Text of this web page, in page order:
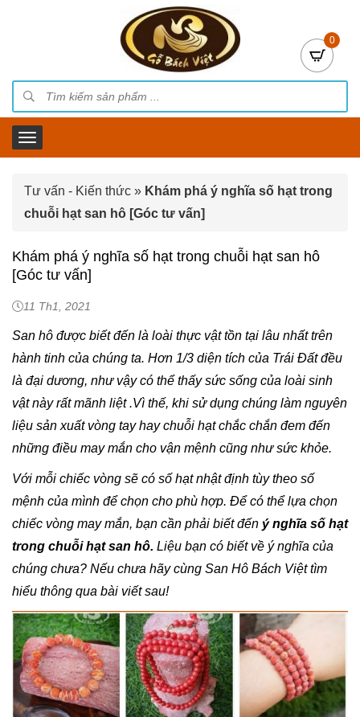
0
Tư vấn - Kiến thức » Khám phá ý nghĩa số hạt trong
chuỗi hạt san hô [Góc tư vấn]
Khám phá ý nghĩa số hạt trong chuỗi hạt san hô
[Góc tư vấn]
11 Th1, 2021
San hô được biết đến là loài thực vật tồn tại lâu nhất trên
hành tinh của chúng ta. Hơn 1/3 diện tích của Trái Đất đều
là đại dương, như vậy có thể thấy sức sống của loài sinh
vật này rất mãnh liệt .Vì thế, khi sử dụng chúng làm nguyên
liệu sản xuất vòng tay hay chuỗi hạt chắc chắn đem đến
những điều may mắn cho vận mệnh cũng như sức khỏe.
Với mỗi chiếc vòng sẽ có số hạt nhật định tùy theo số
mệnh của mình để chọn cho phù hợp. Để có thể lựa chọn
chiếc vòng may mắn, bạn cần phải biết đến ý nghĩa số hạt
trong chuỗi hạt san hô. Liệu bạn có biết về ý nghĩa của
chúng chưa? Nếu chưa hãy cùng San Hô Bách Việt tìm
hiểu thông qua bài viết sau!